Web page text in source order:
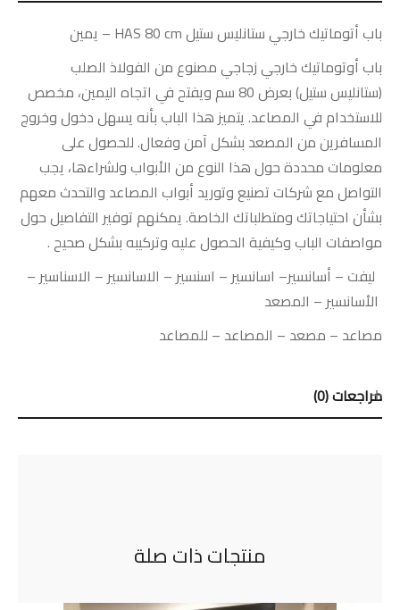
باب أتوماتيك خارجي ستانليس ستيل HAS 80 cm – يمين
باب أوتوماتيك خارجي زجاجي مصنوع من الفولاذ الصلب
(ستانليس ستيل) بعرض 80 سم ويفتح في اتجاه اليمين، مخصص
للاستخدام في المصاعد. يتميز هذا الباب بأنه يسهل دخول وخروج
المسافرين من المصعد بشكل آمن وفعال.للحصول على
معلومات محددة حول هذا النوع من الأبواب ولشراءها، يجب
التواصل مع شركات تصنيع وتوريد أبواب المصاعد والتحدث معهم
بشأن احتياجاتك ومتطلباتك الخاصة. يمكنهم توفير التفاصيل حول
مواصفات الباب وكيفية الحصول عليه وتركيبه بشكل صحيح .
ليفت– أسانسير– اسانسير– اسنسير– الاسانسير– الاسناسير–
الأسانسير– المصعد
مصاعد – مصعد – المصاعد – للمصاعد
مراجعات (0)
منتجات ذات صلة